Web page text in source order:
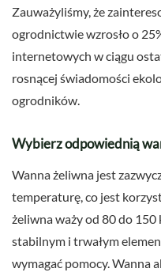
Zauważyliśmy, że
ogrodnictwie wzrosło o
internetowych w ciągu
rosnącej świadomości
ogrodników.
Wybierz odpowiednią
Wanna żeliwna jest
temperaturę, co jest
żeliwna waży od 80 do 150
stabilnym i trwałym
wymagać pomocy. Wanna